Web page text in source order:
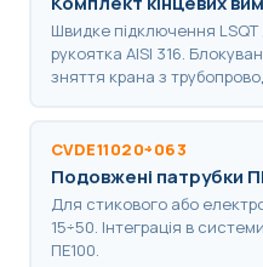
Швидке підключення LSQT
рукоятка AISI 316.
зняття крана з
CVDE11020÷063
Подовжені патрубки
Для стикового або
15÷50. Інтеграція в
ПЕ100.